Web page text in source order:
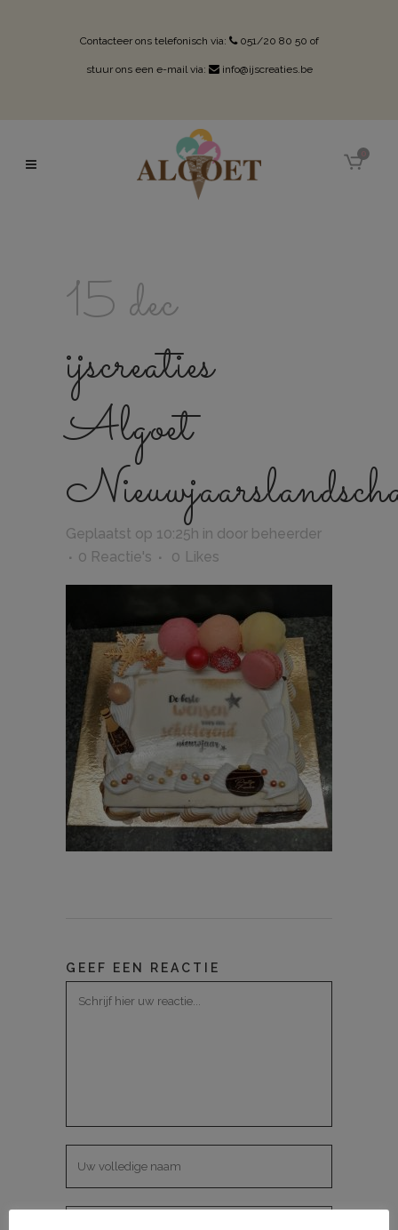
Contacteer ons telefonisch via: 051/20 80 50 of
stuur ons een e-mail via: info@ijscreaties.be
0
15 dec
ijscreaties
Algoet
Geplaatst op 10:25h in door beheerder
0 Reactie's
0 Likes
GEEF EEN REACTIE